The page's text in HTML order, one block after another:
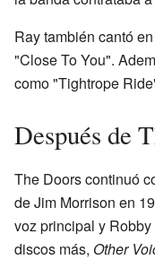
Ray también cantó
"Close To You".
como "Tightrope
Después de
The Doors continuó
de Jim Morrison en
voz principal y
discos más, Other